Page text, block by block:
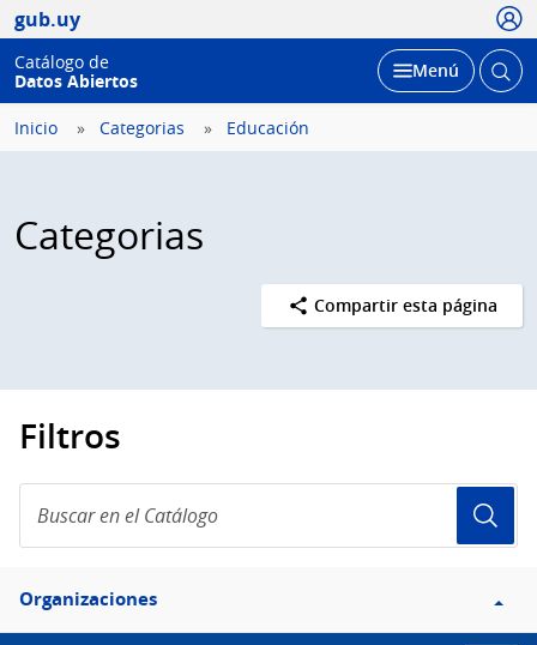
gub.uy
Catálogo de
Datos Abiertos
Desplegar
Menú Abrir
Inicio Categorias Educación
Categorias
Compartir esta página
Filtros
en
el
Filtro
Organizaciones
Organizaciones